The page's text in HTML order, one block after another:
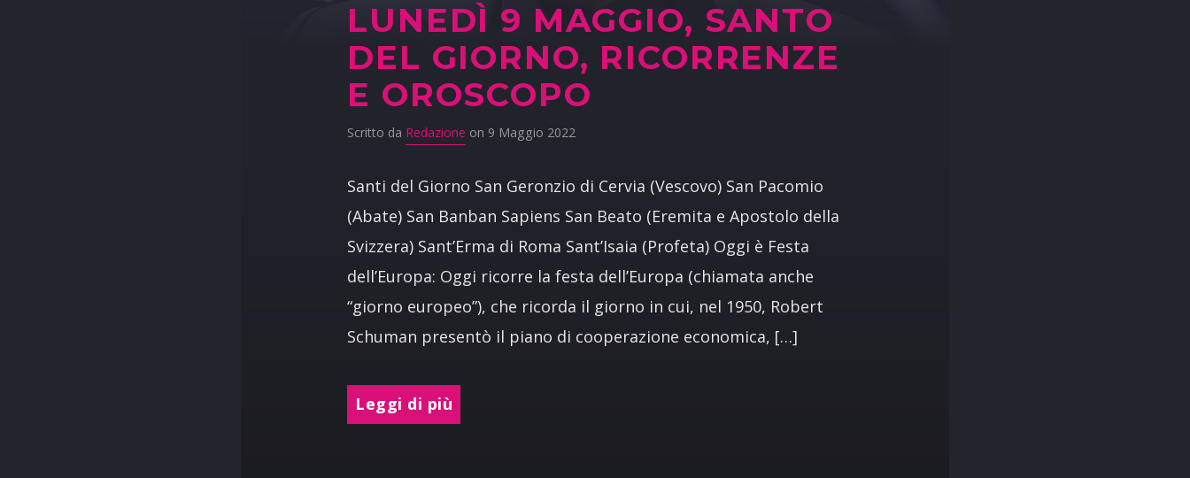
LUNEDÌ 9 MAGGIO, SANTO
DEL GIORNO, RICORRENZE
E OROSCOPO
Scritto da Redazione on 9 Maggio 2022
Santi del Giorno San Geronzio di Cervia (Vescovo) San Pacomio
(Abate) San Banban Sapiens San Beato (Eremita e Apostolo della
Svizzera) Sant’Erma di Roma Sant’Isaia (Profeta) Oggi è Festa
dell’Europa: Oggi ricorre la festa dell’Europa (chiamata anche
“giorno europeo”), che ricorda il giorno in cui, nel 1950, Robert
Schuman presentò il piano di cooperazione economica, […]
Leggi di più